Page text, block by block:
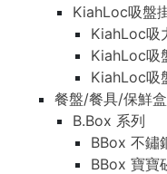
KiahLoc吸盤
KiahLoc吸
KiahLoc吸
KiahLoc吸
餐盤/餐具/保鮮
B.Box 系列
BBox 不鏽
BBox 寶寶